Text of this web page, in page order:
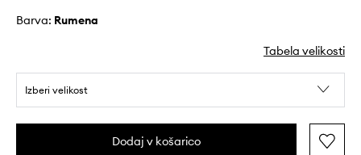
Barva: rumena
Tabela velikosti
Izberi velikost
Dodaj v košarico